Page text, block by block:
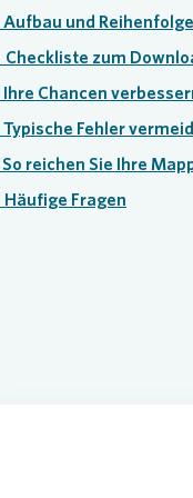
Aufbau und Reihenfolge
Checkliste zum
Ihre Chancen
Typische Fehler
So reichen Sie Ihre
Häufige Fragen